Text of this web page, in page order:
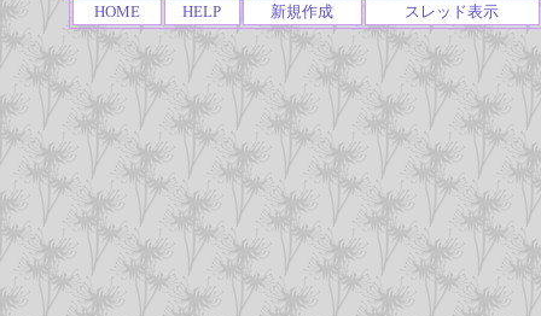
HOME HELP 新規作成 スレッド表示